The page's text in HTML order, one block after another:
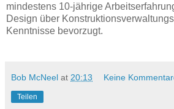
mindestens 10-jährige
Design über
Kenntnisse bevorzugt.
Bob McNeel at 20:13 Keine
Teilen